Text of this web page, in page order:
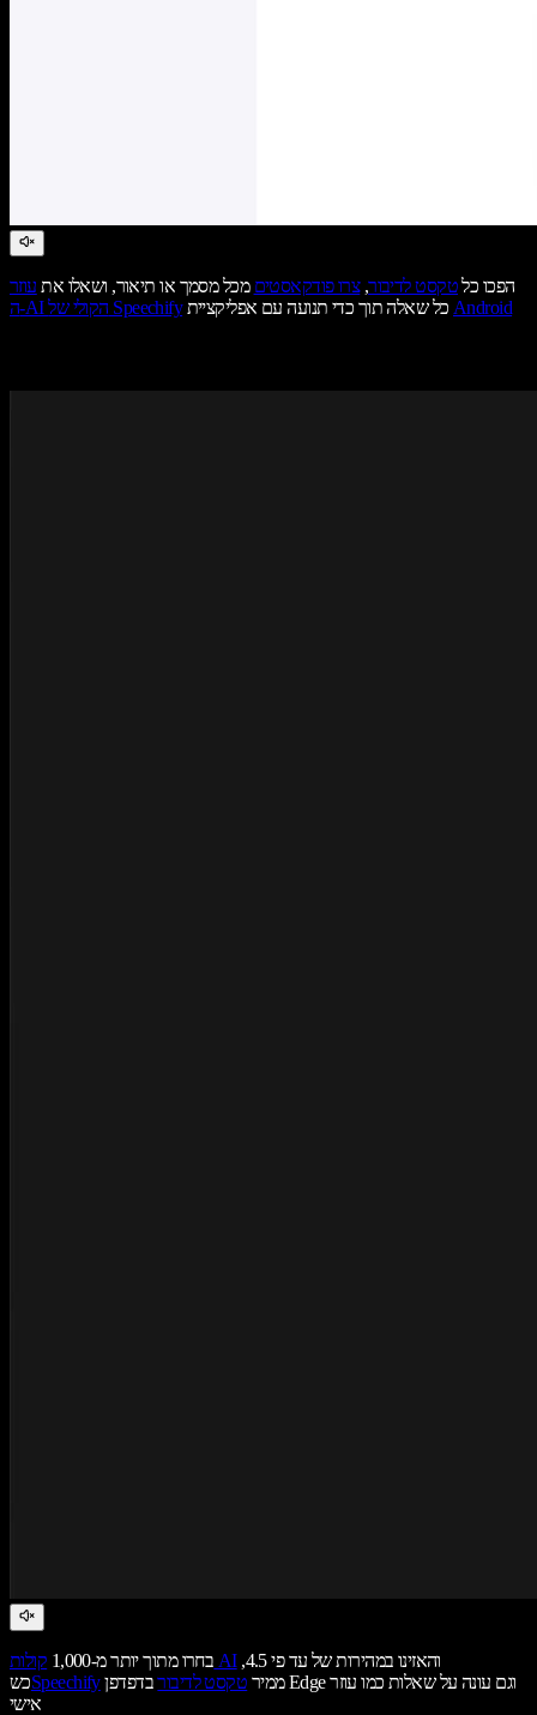
הפכו כלטקסט לדיבור,צרו פודקאסטים מכל מסמך או תיאור, ושאלו את עוזר
ה-AI הקולי של Speechify
כל שאלה תוך כדי תנועה עם אפליקצייתAndroid
בחרו מתוך יותר מ-1,000 קולות AIוהאזינו במהירות של עד פי 4.5,
כשSpeechify ממיר טקסט לדיבורבדפדפן Edge וגם עונה על שאלות כמו עוזר
אישי